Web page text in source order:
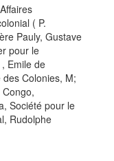
( P.
Pauly, Gustave
pour le
Emile de
Colonies, M;
Société pour le
Rudolphe
1895-1960
1908-1909
1896-1930
1963-1989